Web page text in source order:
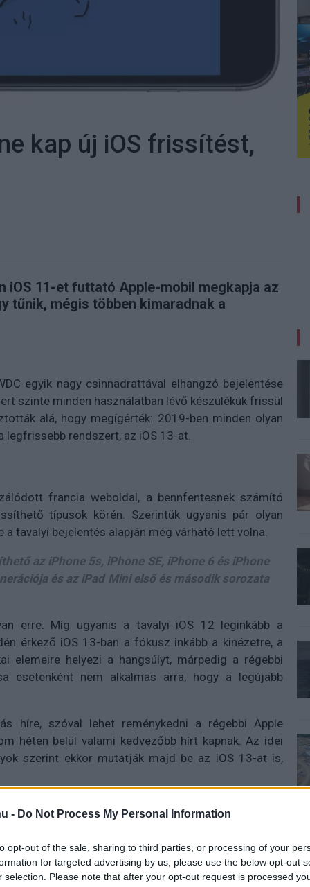
- Do Not Process My Personal Information
opt-out of the sale, sharing to third parties, or processing of your
for targeted advertising by us, please use the below opt-out
selection. Please note that after your opt-out request is processed
kap új iOS frissítést,
iOS 11-et futtató Apple-mobil megkapja az
tűnik, mégis többen kimaradnak a
egyik nagy csinnadrattával elhangzó bejelentése
szinte minden használatban lévő készülékük frissül
alá, hogy megígérték: 2019-ben minden olyan
legfrissebb rendszert, az iOS 13-at.
francia weboldal, a bennfentesnek számító
típusok körén. Szerintük ugyanis pár olyan
tavalyi bejelentés alapján még várható lett volna.
az iPhone 5s, iPhone SE, iPhone 6 és iPhone
és az iPad Mini első és második sorozata
erre. Míg ugyanis a tavalyi iOS 12 leginkább a
érkező iOS 13-ban a fókusz inkább a kinézetre, a
elemeire helyezi a hangsúlyt, márpedig a régebbi
esetenként nem alkalmas arra, hogy a legújabb
híre, szóval lehet reménykedni a régebbi Apple
héten belül valami kedvezőbb hírt kapnak. Az idei
szerint ekkor mutatják majd be az iOS 13-at is,
új balatoni kardioösvény (X)